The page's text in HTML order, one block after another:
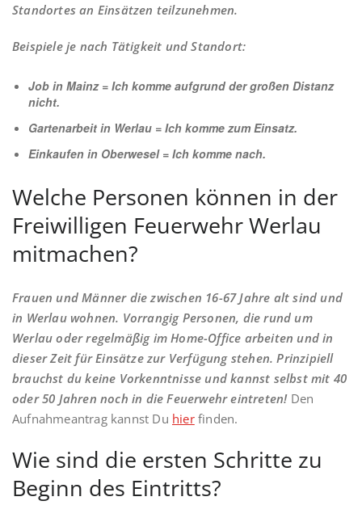
Standortes an Einsätzen teilzunehmen.
Beispiele je nach Tätigkeit und Standort:
Job in Mainz = Ich komme aufgrund der großen Distanz
nicht.
Gartenarbeit in Werlau = Ich komme zum Einsatz.
Einkaufen in Oberwesel = Ich komme nach.
Welche Personen können in der
Freiwilligen Feuerwehr Werlau
mitmachen?
Frauen und Männer die zwischen 16-67 Jahre alt sind und
in Werlau wohnen. Vorrangig Personen, die rund um
Werlau oder regelmäßig im Home-Office arbeiten und in
dieser Zeit für Einsätze zur Verfügung stehen. Prinzipiell
brauchst du keine Vorkenntnisse und kannst selbst mit 40
oder 50 Jahren noch in die Feuerwehr eintreten!Den
Aufnahmeantrag kannst Du hierfinden.
Wie sind die ersten Schritte zu
Beginn des Eintritts?